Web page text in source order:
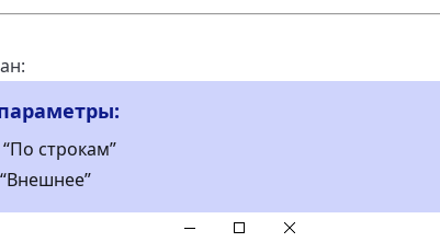
строкам”